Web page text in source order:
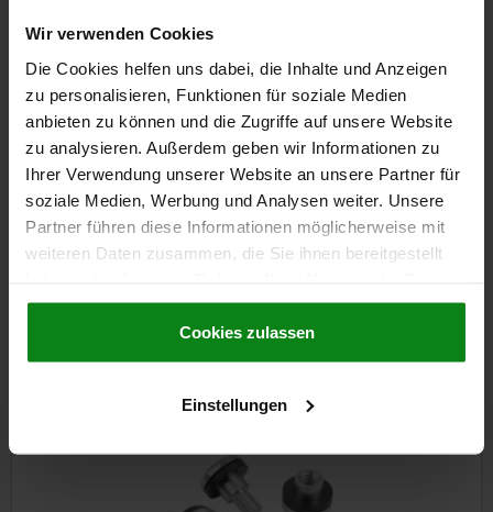
Wir verwenden Cookies
Die Cookies helfen uns dabei, die Inhalte und Anzeigen
zu personalisieren, Funktionen für soziale Medien
anbieten zu können und die Zugriffe auf unsere Website
zu analysieren. Außerdem geben wir Informationen zu
Ihrer Verwendung unserer Website an unsere Partner für
soziale Medien, Werbung und Analysen weiter. Unsere
Partner führen diese Informationen möglicherweise mit
weiteren Daten zusammen, die Sie ihnen bereitgestellt
gesammelt haben.Cookie Richtlinien
Datenschutz|AGB
Cookies zulassen
Einstellungen
51,71 €
zzgl. Versandkosten
DETAILS
CAD
Andere Kunden kauften auch
NEU